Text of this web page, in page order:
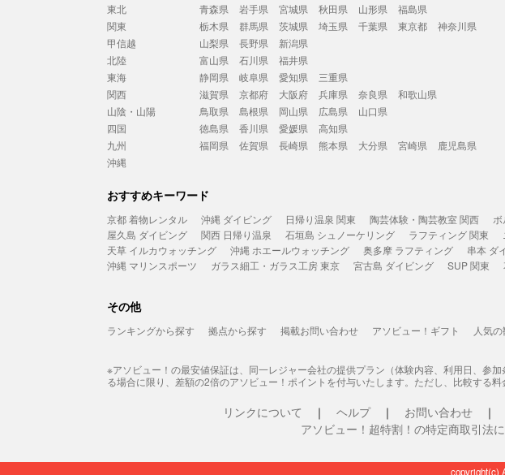
東北
青森県 岩手県 宮城県 秋田県 山形県
福島県
関東
栃木県 群馬県 茨城県 埼玉県 千葉県 東京都
神奈川県
甲信越
山梨県 長野県
新潟県
北陸
富山県 石川県
福井県
東海
静岡県 岐阜県 愛知県
三重県
関西
滋賀県 京都府 大阪府 兵庫県 奈良県
和歌山県
山陰・山陽
鳥取県 島根県 岡山県 広島県
山口県
四国
徳島県 香川県 愛媛県
高知県
九州
福岡県 佐賀県 長崎県 熊本県 大分県 宮崎県
鹿児島県
沖縄
おすすめキーワード
京都 着物レンタル 沖縄 ダイビング 日帰り温泉 関東 陶芸体験・陶芸教室 関西
屋久島 ダイビング
関西 日帰り温泉 石垣島 シュノーケリング ラフティング 関東
天草 イルカウォッチング
沖縄 ホエールウォッチング 奥多摩 ラフティング 串本 ダ
沖縄 マリンスポーツ
ガラス細工・ガラス工房 東京 宮古島 ダイビング SUP 関東
その他
ランキングから探す 拠点から探す 掲載お問い合わせ アソビュー！ギフト 人気
※アソビュー！の最安値保証は、同一レジャー会社の提供プラン（体験内容、利用日、参
る場合に限り、差額の2倍のアソビュー！ポイントを付与いたします。ただし、比較する
リンクについて ヘルプ お問い合わせ
アソビュー！超特割！の特定商取引法
copyright(c)